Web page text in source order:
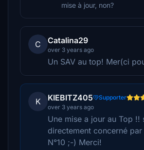
mise à jour, non?
C Catalina29
over 3 years ago
Un SAV au top! Mer(ci
K KIEBITZ405
Supporter
over 3 years ago
Une mise a jour au Top !!
directement concerné
N°10 ;-) Merci!